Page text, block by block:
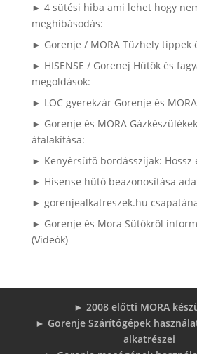
► 4 sütési hiba ami lehet hogy
meghibásodás:
► Gorenje / MORA Tűzhely tippek
► HISENSE / Gorenej Hűtők és
megoldások:
► LOC gyerekzár Gorenje és
► Gorenje és MORA
átalakítása:
► Kenyérsütő bordásszíjak: Hossz
► Hisense hűtő beazonosítása
► gorenjealkatreszek.hu
► Gorenje és Mora Sütőkről
(Videók)
► 2008 előtti MORA
► Gorenje Szárítógépek
alkatrészei